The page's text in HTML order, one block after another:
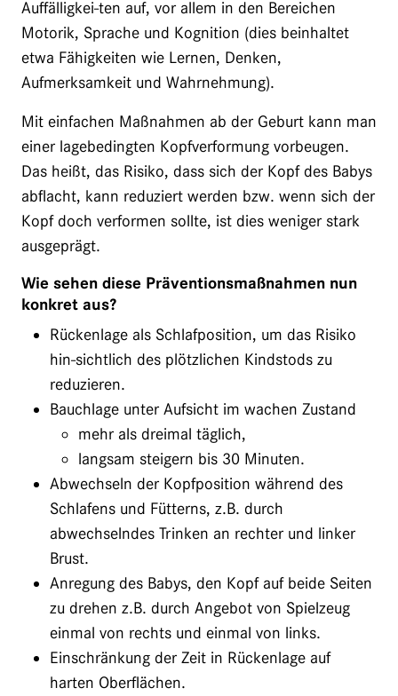
Auffälligkei-ten auf, vor allem in den Bereichen
Motorik, Sprache und Kognition (dies beinhaltet
etwa Fähigkeiten wie Lernen, Denken,
Aufmerksamkeit und Wahrnehmung).
Mit einfachen Maßnahmen ab der Geburt kann man
einer lagebedingten Kopfverformung vorbeugen.
Das heißt, das Risiko, dass sich der Kopf des Babys
abflacht, kann reduziert werden bzw. wenn sich der
Kopf doch verformen sollte, ist dies weniger stark
ausgeprägt.
Wie sehen diese Präventionsmaßnahmen nun
konkret aus?
Rückenlage als Schlafposition, um das Risiko
hin-sichtlich des plötzlichen Kindstods zu
reduzieren.
Bauchlage unter Aufsicht im wachen Zustand
mehr als dreimal täglich,
langsam steigern bis 30 Minuten.
Abwechseln der Kopfposition während des
Schlafens und Fütterns, z.B. durch
abwechselndes Trinken an rechter und linker
Brust.
Anregung des Babys, den Kopf auf beide Seiten
zu drehen z.B. durch Angebot von Spielzeug
einmal von rechts und einmal von links.
Einschränkung der Zeit in Rückenlage auf
harten Oberflächen.